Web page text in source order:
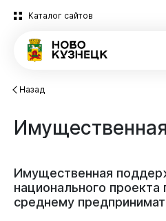
Каталог сайтов
Новости
Назад
Имущественная
Имущественная
национального проекта
среднему